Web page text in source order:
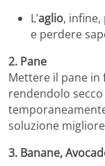
L’aglio,
e perdere
2. Pane
Mettere il pane in
rendendolo
soluzione
3. Banane,